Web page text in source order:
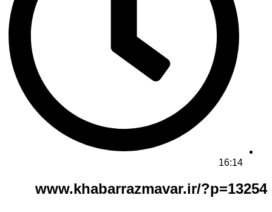
16:14
www.khabarrazmavar.ir/?p=13254